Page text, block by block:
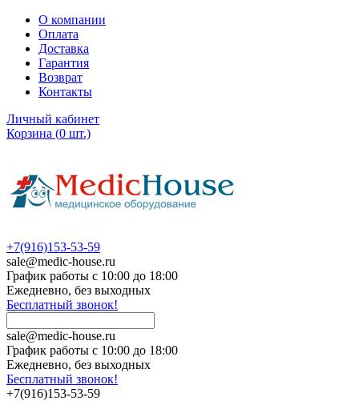
О компании
Оплата
Доставка
Гарантия
Возврат
Контакты
Личный кабинет
Корзина (0 шт.)
+7(916)153-53-59
sale@medic-house.ru
График работы с 10:00 до 18:00
Ежедневно, без выходных
Бесплатный звонок!
sale@medic-house.ru
График работы с 10:00 до 18:00
Ежедневно, без выходных
Бесплатный звонок!
+7(916)153-53-59